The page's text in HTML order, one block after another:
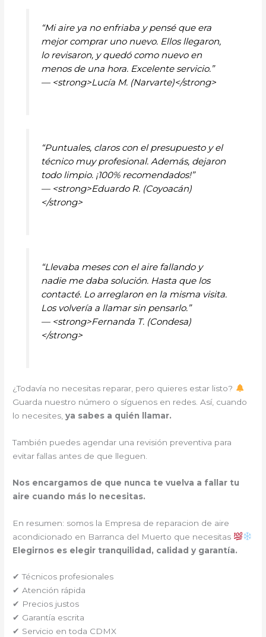
“Mi aire ya no enfriaba y pensé que era
mejor comprar uno nuevo. Ellos llegaron,
lo revisaron, y quedó como nuevo en
menos de una hora. Excelente servicio.”
— <strong>Lucía M. (Narvarte)</strong>
“Puntuales, claros con el presupuesto y el
técnico muy profesional. Además, dejaron
todo limpio. ¡100% recomendados!”
— <strong>Eduardo R. (Coyoacán)
</strong>
“Llevaba meses con el aire fallando y
nadie me daba solución. Hasta que los
contacté. Lo arreglaron en la misma visita.
Los volvería a llamar sin pensarlo.”
— <strong>Fernanda T. (Condesa)
</strong>
¿Todavía no necesitas reparar, pero quieres estar listo?
Guarda nuestro número o síguenos en redes. Así, cuando
lo necesites,ya sabes a quién llamar.
También puedes agendar una revisión preventiva para
evitar fallas antes de que lleguen.
Nos encargamos de que nunca te vuelva a fallar tu
aire cuando más lo necesitas.
En resumen: somos la Empresa de reparacion de aire
acondicionado en Barranca del Muerto que necesitas
Elegirnos es elegir tranquilidad, calidad y garantía.
✔ Técnicos profesionales
✔ Atención rápida
✔ Precios justos
✔ Garantía escrita
✔ Servicio en toda CDMX